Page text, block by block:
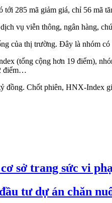
285 mã giảm giá, chỉ 56 mã
vụ viễn thông, ngân hàng,
của thị trường. Đây là nhóm
(tổng cộng hơn 19 điểm),
điểm…
đồng. Chốt phiên, HNX-Index
sở trang sức vi
tư dự án chăn